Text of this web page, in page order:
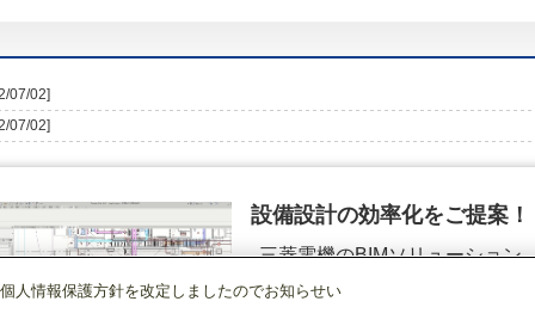
07/02]
07/02]
設備設計の効率化をご提案！
三菱電機のBIMソリューション
（空調.換気.照明）
人情報保護方針を改定しましたのでお知らせい